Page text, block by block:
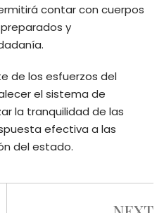
contar con cuerpos
y
de los esfuerzos del
el sistema de
la tranquilidad de las
efectiva a las
del estado.